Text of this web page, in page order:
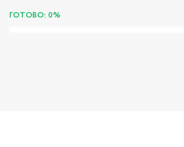
ГОТОВО: 0%